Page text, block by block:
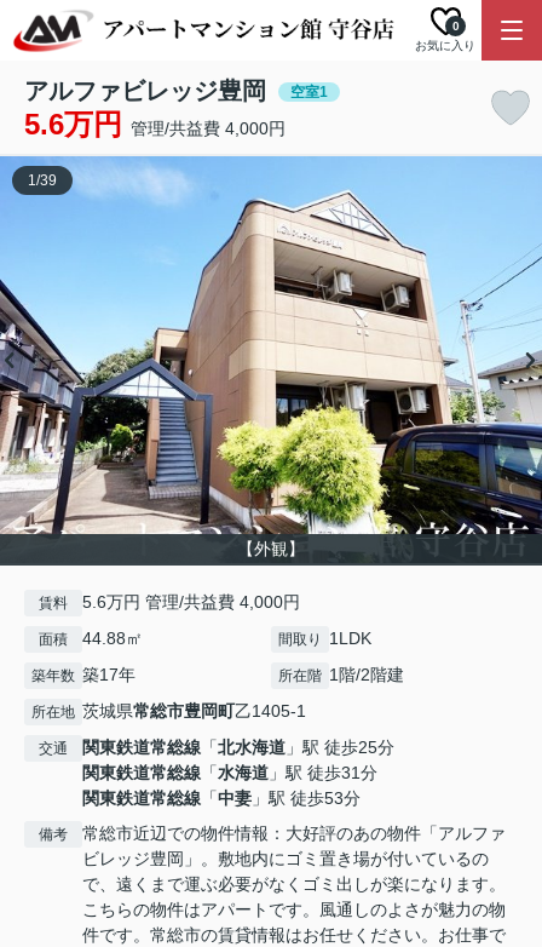
お気に入り
0
アルファビレッジ豊岡 空室1
5.6万円 管理/共益費 4,000円
【外観】
1/39
賃料 5.6万円 管理/共益費 4,000円
面積 44.88㎡ 間取り 1LDK
築年数 築17年 所在階 1階/2階建
所在地 茨城県常総市豊岡町乙1405-1
交通 関東鉄道常総線 「北水海道 」駅 徒歩25分
関東鉄道常総線 「水海道 」駅 徒歩31分
関東鉄道常総線 「中妻 」駅 徒歩53分
備考
常総市近辺での物件情報：大好評のあの物件「アルファ
ビレッジ豊岡」。敷地内にゴミ置き場が付いているの
で、遠くまで運ぶ必要がなくゴミ出しが楽になります。
こちらの物件はアパートです。風通しのよさが魅力の物
件です。常総市の賃貸情報はお任せください。お仕事で